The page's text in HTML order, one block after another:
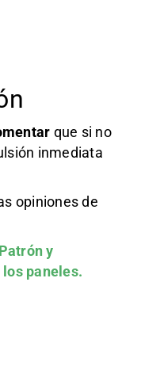
que si no
inmediata
opiniones de
y
paneles.